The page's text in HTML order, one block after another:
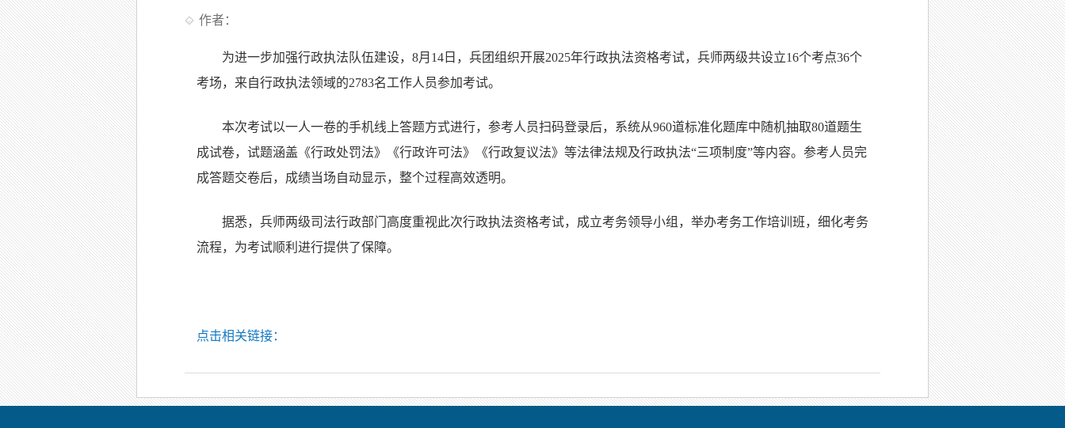
作者：
为进一步加强行政执法队伍建设，8月14日，兵团组织开展2025年行政执法资格考试，兵师两级共设立16个考点36个
考场，来自行政执法领域的2783名工作人员参加考试。
本次考试以一人一卷的手机线上答题方式进行，参考人员扫码登录后，系统从960道标准化题库中随机抽取80道题生
成试卷，试题涵盖《行政处罚法》《行政许可法》《行政复议法》等法律法规及行政执法“三项制度”等内容。参考人员完
成答题交卷后，成绩当场自动显示，整个过程高效透明。
据悉，兵师两级司法行政部门高度重视此次行政执法资格考试，成立考务领导小组，举办考务工作培训班，细化考务
流程，为考试顺利进行提供了保障。
点击相关链接：